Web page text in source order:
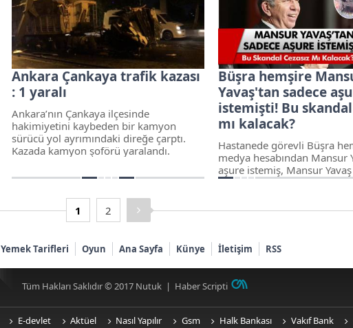
Ankara Çankaya trafik kazası
: 1 yaralı
Ankara’nın Çankaya ilçesinde
hakimiyetini kaybeden bir kamyon
sürücü yol ayrımındaki direğe çarptı.
Kazada kamyon şoförü yaralandı.
Büşra hemşire
Yavaş'tan sadece
istemişti! Bu skandal
mı kalacak?
Hastanede görevli Büşra
medya hesabından Mansur
aşure istemiş, Mansur
karşılıksız bırakmamıştı. S.
1 2
Yemek Tarifleri Oyun Ana Sayfa Künye İletişim RSS
Tüm Hakları Saklıdır © 2017 Nutuk | Haber Scripti
E-devlet Aktüel Nasıl Yapılır Gsm Halk Bankası Vakıf Bank